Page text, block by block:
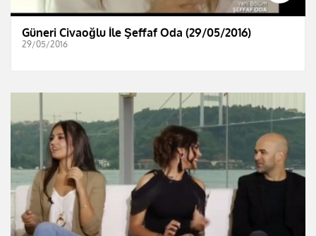
Güneri Civaoğlu İle Şeffaf Oda (29/05/2016)
29/05/2016